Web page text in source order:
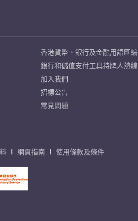
香港貨幣、銀行及金融用語匯編
銀行和儲值支付工具持牌人熱線
加入我們
招標公告
常見問題
網頁指南 使用條款及條件